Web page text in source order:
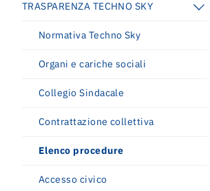
Innovazione, sostenibilità e crescita per
TRASPARENZA TECHNO SKY
Normativa Techno Sky
Organi e cariche sociali
Collegio Sindacale
Contrattazione collettiva
Elenco procedure
Accesso civico